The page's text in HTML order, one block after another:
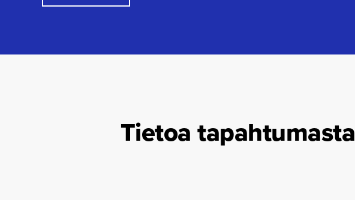
Tietoa tapahtumasta